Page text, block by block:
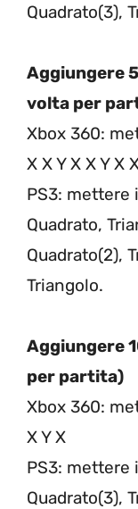
Quadrato(3),
Aggiungere
volta per
Xbox 360:
X X Y X X Y X
PS3: mettere
Quadrato,
Quadrato(2),
Triangolo.
Aggiungere
per partita)
Xbox 360:
X Y X
PS3: mettere
Quadrato(3),